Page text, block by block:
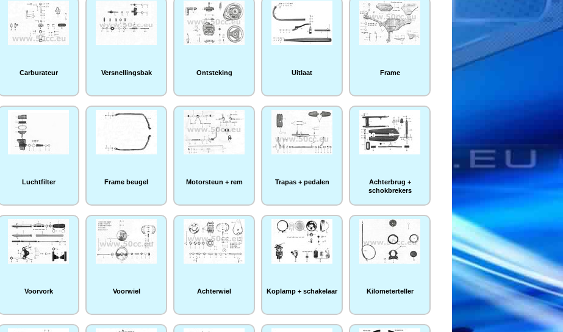
Carburateur Versnellingsbak Ontsteking Uitlaat Frame
Luchtfilter Frame beugel Motorsteun + rem Trapas + pedalen
Achterbrug +
schokbrekers
Voorvork Voorwiel Achterwiel Koplamp + schakelaar Kilometerteller